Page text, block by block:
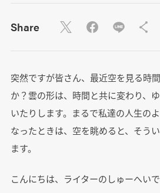
Share
突然ですが皆さん、最近空を見る時
か？雲の形は、時間と共に変わり、
いたりします。まるで私達の人生の
なったときは、空を眺めると、そう
ます。
こんにちは、ライターのしゅーへいで